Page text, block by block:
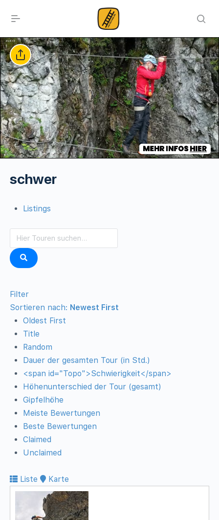
ANZEIGE
schwer
Listings
Filter
Sortieren nach: Newest First
Oldest First
Title
Random
Dauer der gesamten Tour (in Std.)
<span id="Topo">Schwierigkeit</span>
Höhenunterschied der Tour (gesamt)
Gipfelhöhe
Meiste Bewertungen
Beste Bewertungen
Claimed
Unclaimed
Liste Karte